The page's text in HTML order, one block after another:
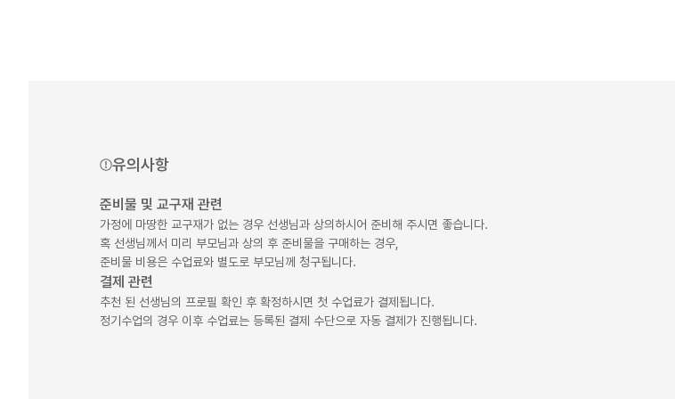
유의사항
준비물 및 교구재 관련
가정에 마땅한 교구재가 없는 경우 선생님과 상의하시어 준비해 주시면 좋습니다.
혹 선생님께서 미리 부모님과 상의 후 준비물을 구매하는 경우,
준비물 비용은 수업료와 별도로 부모님께 청구됩니다.
결제 관련
추천 된 선생님의 프로필 확인 후 확정하시면 첫 수업료가 결제됩니다.
정기수업의 경우 이후 수업료는 등록된 결제 수단으로 자동 결제가 진행됩니다.